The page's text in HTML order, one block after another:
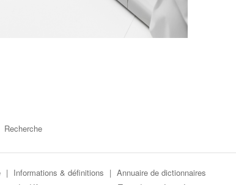
Recherche
| Informations & définitions | Annuaire de dictionnaires